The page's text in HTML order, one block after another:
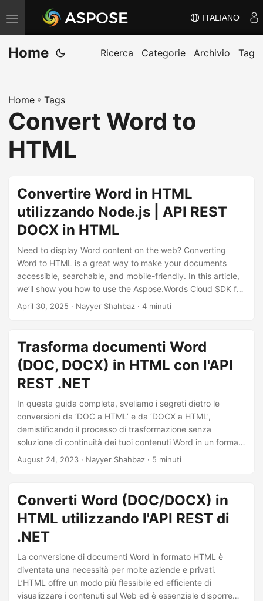
V
ä
x
n
a
i
ITALIANO
Home Ricerca Categorie Archivio Tag
Home » Tags
Convert Word to
HTML
Convertire Word in HTML
utilizzando Node.js | API REST
DOCX in HTML
Need to display Word content on the web? Converting
Word to HTML is a great way to make your documents
accessible, searchable, and mobile-friendly. In this article,
we’ll show you how to use the Aspose.Words Cloud SDK for
Node.js to convert DOCX or DOC files to clean, responsive
April 30, 2025 · Nayyer Shahbaz · 4 minuti
Trasforma documenti Word
(DOC, DOCX) in HTML con l'API
REST .NET
In questa guida completa, sveliamo i segreti dietro le
conversioni da ‘DOC a HTML’ e da ‘DOCX a HTML’,
demistificando il processo di trasformazione senza
soluzione di continuità dei tuoi contenuti Word in un formato
HTML compatibile con il Web. Che tu sia un professionista
Word in HTML online’.
August 24, 2023 · Nayyer Shahbaz · 5 minuti
Converti Word (DOC/DOCX) in
HTML utilizzando l'API REST di
.NET
La conversione di documenti Word in formato HTML è
diventata una necessità per molte aziende e privati.
L’HTML offre un modo più flessibile ed efficiente di
visualizzare i contenuti sul Web ed è essenziale disporre